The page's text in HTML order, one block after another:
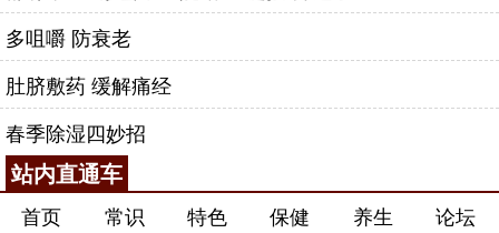
多咀嚼 防衰老
肚脐敷药 缓解痛经
春季除湿四妙招
站内直通车
首页 常识 特色 保健 养生
论坛